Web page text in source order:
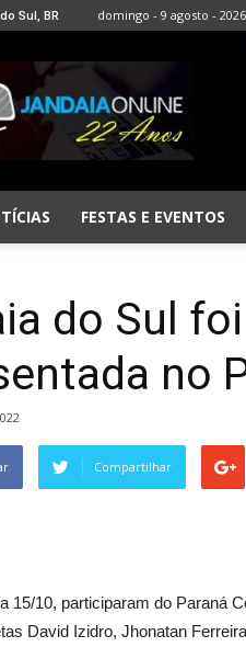
Sul, BR domingo - 9 agosto - 2026
FESTAS E EVENTOS
do Sul
no
Compartilhar
15/10, participaram do Paraná
David Izidro, Jhonatan